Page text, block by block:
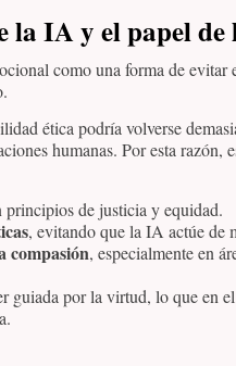
la IA y el papel
como una forma de
ética podría volverse
humanas. Por esta razón,
principios de justicia y equidad.
, evitando que la IA actúe de
compasión, especialmente en
guiada por la virtud, lo que en